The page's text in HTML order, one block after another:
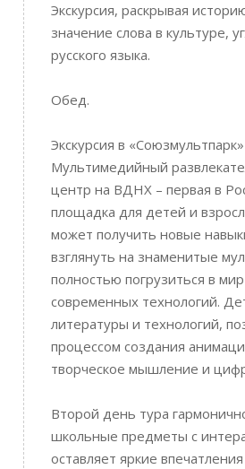
Экскурсия, раскрывая
значение слова в культуре,
русского языка.
Обед.
Экскурсия в «Союзмультпарк»
Мультимедийный
центр на ВДНХ – первая в
площадка для детей и
может получить новые
взглянуть на знаменитые
полностью погрузиться в
современных технологий.
литературы и технологий,
процессом создания
творческое мышление и
Второй день тура
школьные предметы с
оставляет яркие